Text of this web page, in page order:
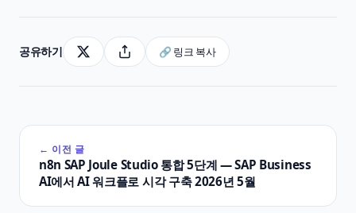
공유하기 🔗 링크 복사
← 이전 글
n8n SAP Joule Studio 통합 5단계 — SAP Business
AI에서 AI 워크플로 시각 구축 2026년 5월